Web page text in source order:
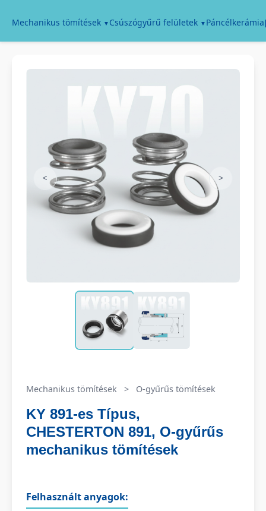
Mechanikus tömítések Csúszógyűrű felületek Páncélkerámia
< >
Mechanikus tömítések > O-gyűrűs tömítések
KY 891-es Típus,
CHESTERTON 891, O-gyűrűs
mechanikus tömítések
Felhasznált anyagok: